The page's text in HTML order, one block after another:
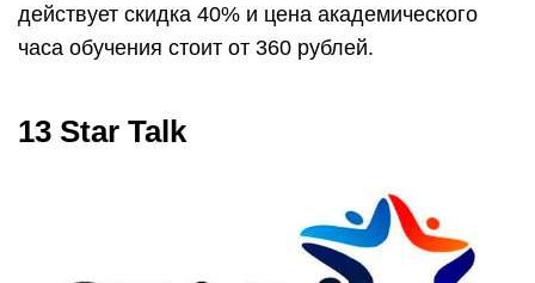
действует скидка 40% и цена академического
часа обучения стоит от 360 рублей.
13 Star Talk